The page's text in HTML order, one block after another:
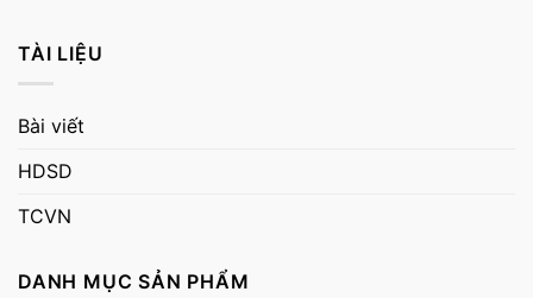
TÀI LIỆU
Bài viết
HDSD
TCVN
DANH MỤC SẢN PHẨM